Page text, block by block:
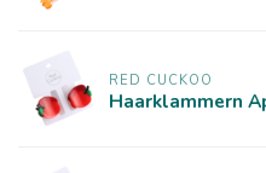
RED CUCKOO
Haarklammern